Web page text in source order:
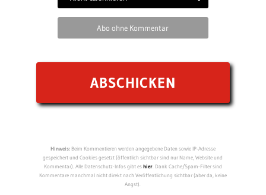
Abo ohne Kommentar
Hinweis:Beim Kommentieren werden angegebene Daten sowie IP-Adresse
gespeichert und Cookies gesetzt (öffentlich sichtbar sind nur Name, Website und
Kommentar). Alle Datenschutz-Infos gibt eshier. Dank Cache/Spam-Filter sind
Kommentare manchmal nicht direkt nach Veröffentlichung sichtbar (aber da, keine
Angst).